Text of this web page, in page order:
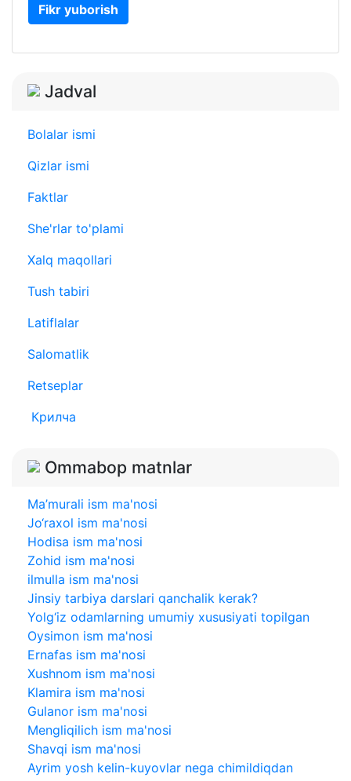
Fikr yuborish
Jadval
Bolalar ismi
Qizlar ismi
Faktlar
She'rlar to'plami
Xalq maqollari
Tush tabiri
Latiflalar
Salomatlik
Retseplar
Крилча
Ommabop matnlar
Ma’murali ism ma'nosi
Jo‘raxol ism ma'nosi
Hodisa ism ma'nosi
Zohid ism ma'nosi
ilmulla ism ma'nosi
Jinsiy tarbiya darslari qanchalik kerak?
Yolg‘iz odamlarning umumiy xususiyati topilgan
Oysimon ism ma'nosi
Ernafas ism ma'nosi
Xushnom ism ma'nosi
Klamira ism ma'nosi
Gulanor ism ma'nosi
Mengliqilich ism ma'nosi
Shavqi ism ma'nosi
Ayrim yosh kelin-kuyovlar nega chimildiqdan